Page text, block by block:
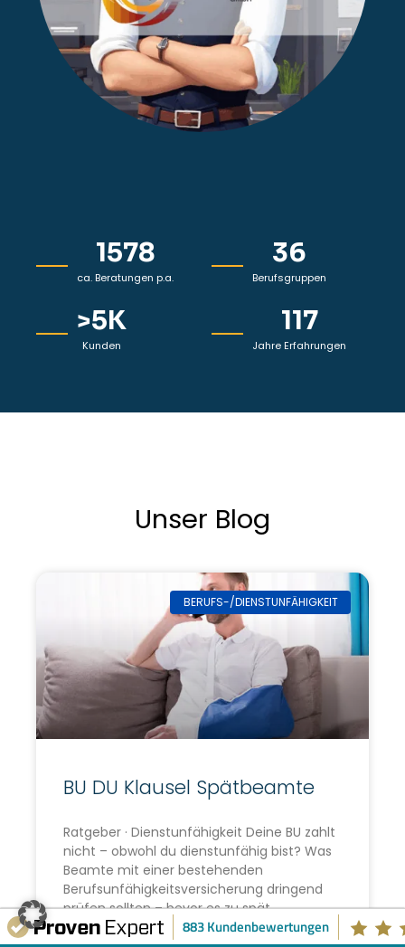
ca. Beratungen p.a.
1578
Berufsgruppen
36
Kunden
>5K
Jahre Erfahrungen
117
Unser Blog
BERUFS-/DIENSTUNFÄHIGKEIT
BU DU Klausel Spätbeamte
Ratgeber · Dienstunfähigkeit Deine BU zahlt
nicht – obwohl du dienstunfähig bist? Was
Beamte mit einer bestehenden
Berufsunfähigkeitsversicherung dringend
prüfen sollten – bevor es zu spät
883 Kundenbewertungen